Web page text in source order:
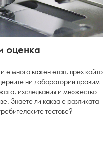
оценка
е много важен етап, през който
ни лаборатории правим
изследвания и множество
Знаете ли каква е разликата
тестове?